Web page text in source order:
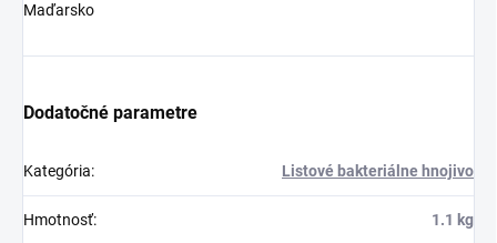
Maďarsko
Dodatočné parametre
Kategória: Listové bakteriálne hnojivo
Hmotnosť: 1.1 kg